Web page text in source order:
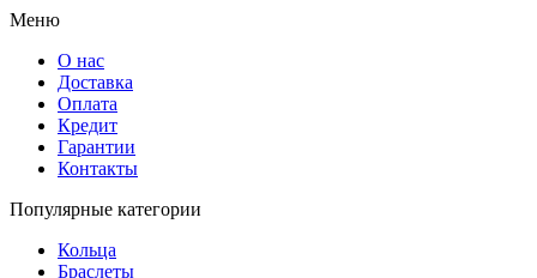
Меню
О нас
Доставка
Оплата
Кредит
Гарантии
Контакты
Популярные категории
Кольца
Браслеты